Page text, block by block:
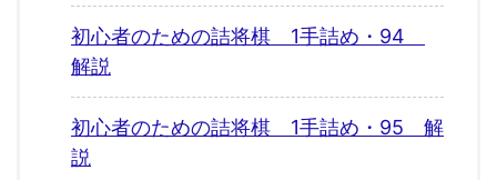
初心者のための詰将棋 1手詰め・94
解説
初心者のための詰将棋 1手詰め・95 解
説